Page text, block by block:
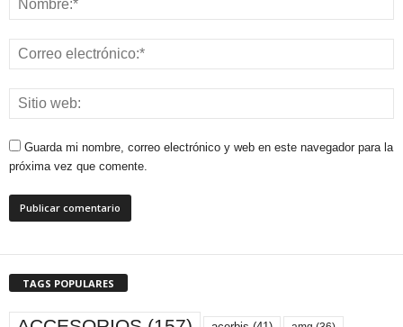
Guarda mi nombre, correo electrónico y web en este navegador para la
próxima vez que comente.
TAGS POPULARES